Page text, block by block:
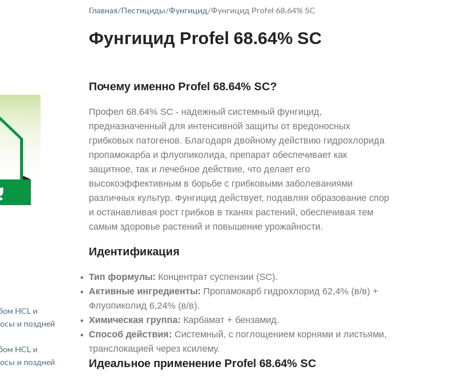
Главная Пестициды Фунгицид Фунгицид Profel 68.64% SC
Фунгицид Profel 68.64% SC
Почему именно Profel 68.64% SC?
Профел 68.64% SC - надежный системный фунгицид,
предназначенный для интенсивной защиты от вредоносных
грибковых патогенов. Благодаря двойному действию гидрохлорида
пропамокарба и флуопиколида, препарат обеспечивает как
защитное, так и лечебное действие, что делает его
высокоэффективным в борьбе с грибковыми заболеваниями
различных культур. Фунгицид действует, подавляя образование спор
и останавливая рост грибков в тканях растений, обеспечивая тем
самым здоровье растений и повышение урожайности.
Идентификация
Тип формулы: Концентрат суспензии (SC).
Активные ингредиенты: Пропамокарб гидрохлорид 62,4% (в/в) +
Флуопиколид 6,24% (в/в).
Химическая группа: Карбамат + бензамид.
Способ действия: Системный, с поглощением корнями и листьями,
транслокацией через ксилему.
Идеальное применение Profel 68.64% SC